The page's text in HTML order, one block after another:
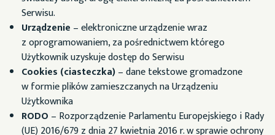
Serwisu.
Urządzenie – elektroniczne urządzenie wraz
z oprogramowaniem, za pośrednictwem którego
Użytkownik uzyskuje dostęp do Serwisu
Cookies (ciasteczka)– dane tekstowe gromadzone
w formie plików zamieszczanych na Urządzeniu
Użytkownika
RODO – Rozporządzenie Parlamentu Europejskiego i Rady
(UE) 2016/679 z dnia 27 kwietnia 2016 r. w sprawie ochrony